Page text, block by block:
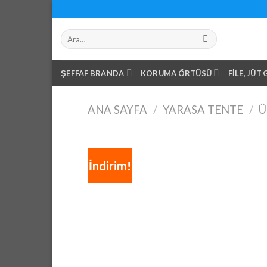
to
content
Ara:
ŞEFFAF BRANDA KORUMA ÖRTÜSÜ FILE, JÜT
ANA SAYFA / YARASA TENTE /
İndirim!